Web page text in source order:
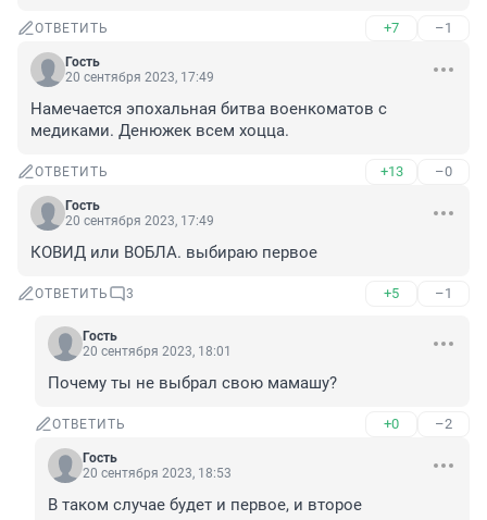
ОТВЕТИТЬ +7 –1
Гость
20 сентября 2023, 17:49
Намечается эпохальная битва военкоматов с
медиками. Денюжек всем хоцца.
ОТВЕТИТЬ +13 –0
Гость
20 сентября 2023, 17:49
КОВИД или ВОБЛА. выбираю первое
ОТВЕТИТЬ 3 +5 –1
Гость
20 сентября 2023, 18:01
Почему ты не выбрал свою мамашу?
ОТВЕТИТЬ +0 –2
Гость
20 сентября 2023, 18:53
В таком случае будет и первое, и второе